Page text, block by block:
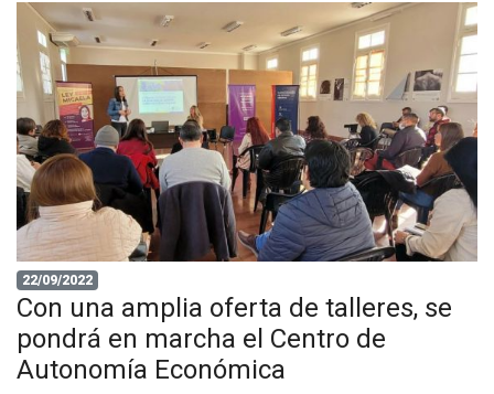
22/09/2022
Con una amplia oferta de talleres, se
pondrá en marcha el Centro de
Autonomía Económica